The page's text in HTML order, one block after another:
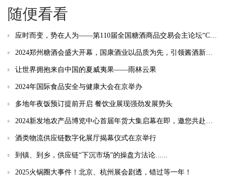
随便看看
应时而变，势在人为——第110届全国糖酒商品交易会主论坛“CFDF食饮产业发展大会”成功召开
2024郑州糖酒会盛大开幕，国康酒业以品质为先，引领酱酒新风潮
让世界拥抱来自中国的夏威夷果——雨林云果
2024年国际食品安全与健康大会在京举办
多地年夜饭预订提前开启 餐饮业展现强劲发展势头
2024新发地农产品博览中心首届年货大集启幕在即，邀您共赴盛宴
酒类物流供应链数字化展厅揭幕仪式在京举行
到镇、到乡，供应链“下沉市场”的操盘方法论......
2025火锅圈大事件！北京、杭州展会剧透，错过等一年！